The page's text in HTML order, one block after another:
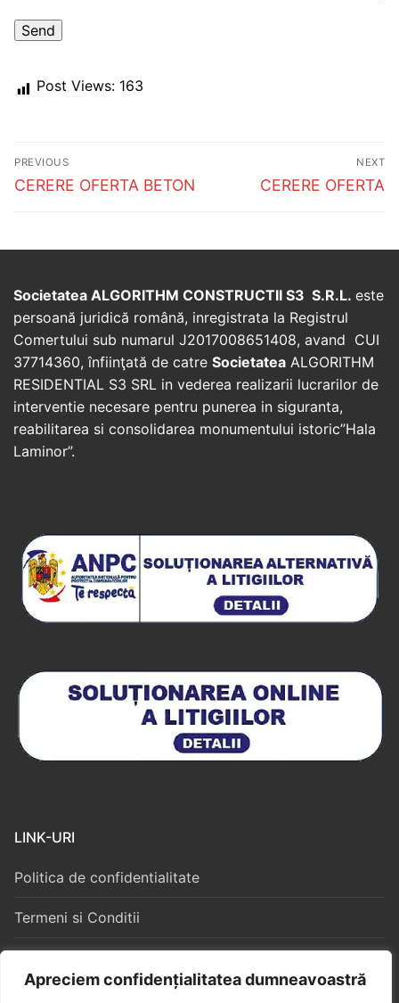
Apreciem confidențialitatea dumneavoastră
Post Views: 163
Post
navigation
PREVIOUS
Previous
CERERE OFERTA BETON
NEXT
Next
CERERE OFERTA
Societatea ALGORITHM CONSTRUCTII S3 S.R.L. este
persoană juridică română, inregistrata la Registrul
Comertului sub numarul J2017008651408, avand CUI
37714360, înfiinţată de catre Societatea ALGORITHM
RESIDENTIAL S3 SRL in vederea realizarii lucrarilor de
interventie necesare pentru punerea in siguranta,
reabilitarea si consolidarea monumentului istoric”Hala
Laminor”.
LINK-URI
Politica de confidentialitate
Termeni si Conditii